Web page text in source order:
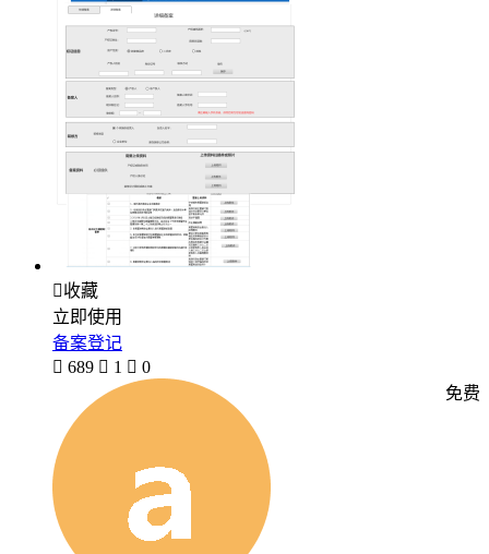
收藏
立即使用
备案登记
 689  1  0
免费